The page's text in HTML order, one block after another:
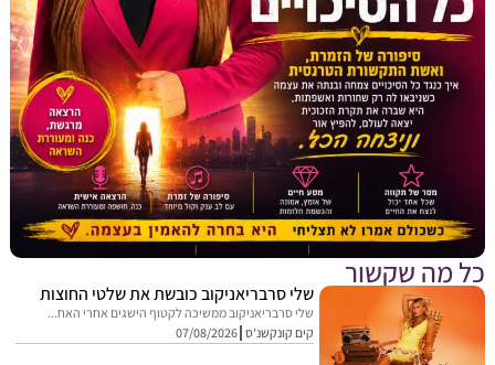
שקשור
שלי סרבריאניקוב כובשת את שלטי החוצות
שלי סרבריאניקוב ממשיכה לקטוף הישגים אחרי האח...
קים קונקשנ'ס 07/08/2026